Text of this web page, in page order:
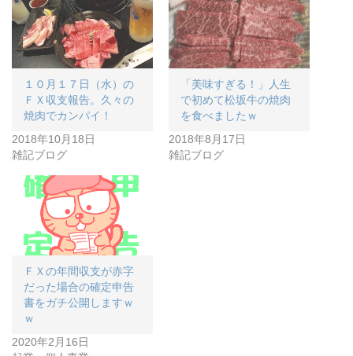
１０月１７日（水）の
ＦＸ収支報告。久々の
焼肉でカンパイ！
2018年10月18日
雑記ブログ
「美味すぎる！」人生
で初めて松坂牛の焼肉
を食べましたｗ
2018年8月17日
雑記ブログ
ＦＸの年間収支が赤字
だった場合の確定申告
書をガチ公開しますｗ
ｗ
2020年2月16日